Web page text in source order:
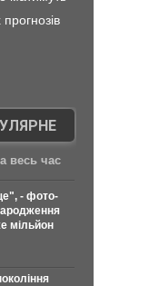
весь час
- фото-
мільйон